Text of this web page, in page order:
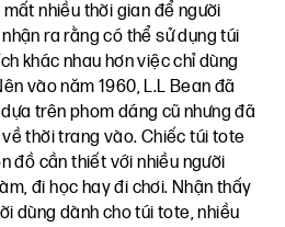
nhiều thời gian để người
ra rằng có thể sử dụng túi
khác nhau hơn việc chỉ dùng
vào năm 1960, L.L Bean đã
trên phom dáng cũ nhưng đã
thời trang vào. Chiếc túi tote
đồ cần thiết với nhiều người
đi học hay đi chơi. Nhận thấy
dùng dành cho túi tote, nhiều